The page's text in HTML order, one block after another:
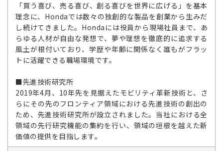
「買う喜び、売る喜び、創る喜びを世界に広げる」を基本
理念に、Hondaでは数々の独創的な製品を創業から生みだ
し続けてきました。Hondaには役員から現場社員まで、あ
らゆる人材が自由な発想で、夢や理想を徹底的に追求する
風土が根付いており、学歴や年齢に関係なく誰もがフラッ
トに活躍できる職場環境です。
■先進技術研究所
2019年4月、10年先を見据えたモビリティ革新技術と、さ
らにその先のフロンティア領域における先進技術の創出の
ため、先進技術研究所が設立されました。当社における全
領域の先行研究機能の集約を行い、領域の垣根を越えた新
価値の提供を目指します。